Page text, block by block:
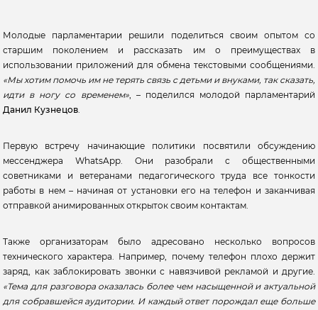
Молодые парламентарии решили поделиться своим опытом со
старшим поколением и рассказать им о преимуществах в
использовании приложений для обмена текстовыми сообщениями.
«Мы хотим помочь им не терять связь с детьми и внуками, так сказать,
идти в ногу со временем», – поделился молодой парламентарий
Данил Кузнецов.
Первую встречу начинающие политики посвятили обсуждению
мессенджера WhatsApp. Они разобрали с общественными
советниками и ветеранами педагогического труда все тонкости
работы в нем – начиная от установки его на телефон и заканчивая
отправкой анимированных открыток своим контактам.
Также организаторам было адресовано несколько вопросов
технического характера. Например, почему телефон плохо держит
заряд, как заблокировать звонки с навязчивой рекламой и другие.
«Тема для разговора оказалась более чем насыщенной и актуальной
для собравшейся аудитории. И каждый ответ порождал еще больше